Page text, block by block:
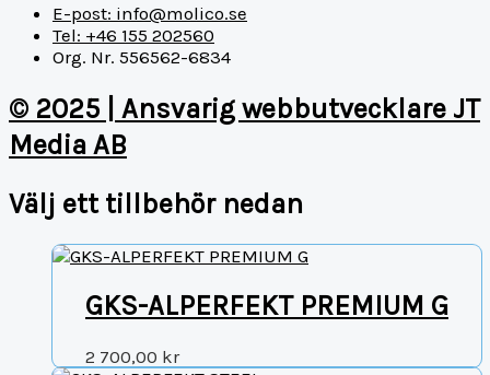
E-post: info@molico.se
Tel: +46 155 202560
Org. Nr. 556562-6834
© 2025 | Ansvarig webbutvecklare JT
Media AB
Välj ett tillbehör nedan
GKS-ALPERFEKT PREMIUM G
2 700,00 kr